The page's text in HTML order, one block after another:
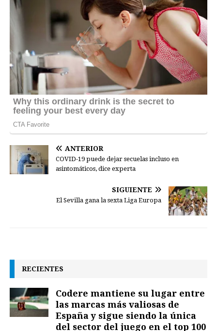
ANTERIOR
COVID-19 puede dejar secuelas incluso en
asintomáticos, dice experta
SIGUIENTE
El Sevilla gana la sexta Liga Europa
RECIENTES
Codere mantiene su lugar entre
las marcas más valiosas de
España y sigue siendo la única
del sector del juego en el top 100